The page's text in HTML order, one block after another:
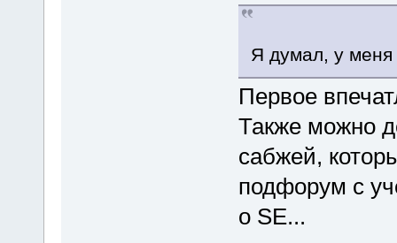
Я думал, у
Первое
Также можно
сабжей,
подфорум с
о SE...